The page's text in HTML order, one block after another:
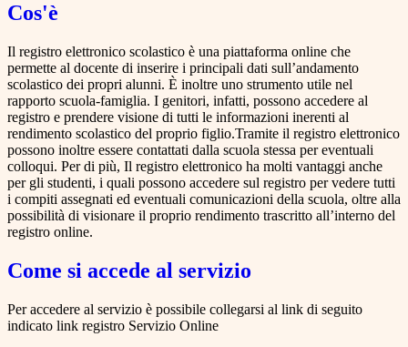
Cos'è
Il registro elettronico scolastico è una piattaforma online che
permette al docente di inserire i principali dati sull’andamento
scolastico dei propri alunni. È inoltre uno strumento utile nel
rapporto scuola-famiglia. I genitori, infatti, possono accedere al
registro e prendere visione di tutti le informazioni inerenti al
rendimento scolastico del proprio figlio.Tramite il registro elettronico
possono inoltre essere contattati dalla scuola stessa per eventuali
colloqui. Per di più, Il registro elettronico ha molti vantaggi anche
per gli studenti, i quali possono accedere sul registro per vedere tutti
i compiti assegnati ed eventuali comunicazioni della scuola, oltre alla
possibilità di visionare il proprio rendimento trascritto all’interno del
registro online.
Come si accede al servizio
Per accedere al servizio è possibile collegarsi al link di seguito
indicato link registro Servizio Online